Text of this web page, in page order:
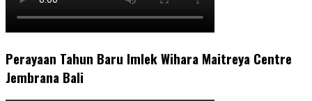
Perayaan Tahun Baru Imlek Wihara Maitreya Centre
Jembrana Bali